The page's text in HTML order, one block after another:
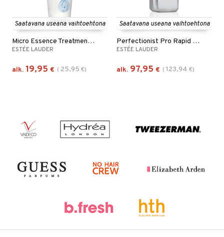
Saatavana useana vaihtoehtona
Micro Essence Treatment Lotion Bio Ferment
ESTÉE LAUDER
alk. 19,95 € ( 25,95 €)
Saatavana useana vaihtoehtona
Perfectionist Pro Rapid Firm + Lift Serum
ESTÉE LAUDER
alk. 97,95 € ( 123,94 €)